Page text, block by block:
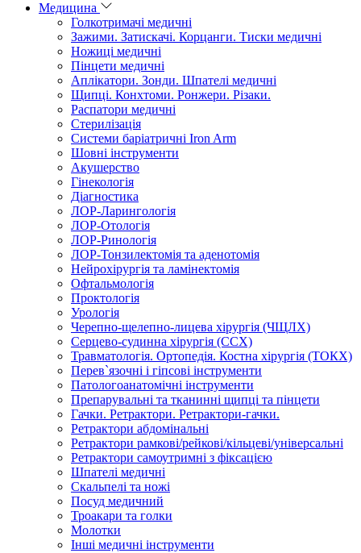
Медицина
Голкотримачі медичні
Зажими. Затискачі. Корцанги. Тиски медичні
Ножиці медичні
Пінцети медичні
Аплікатори. Зонди. Шпателі медичні
Щипці. Конхтоми. Ронжери. Різаки.
Распатори медичні
Стерилізація
Системи баріатричні Iron Arm
Шовні інструменти
Акушерство
Гінекологія
Діагностика
ЛОР-Ларингологія
ЛОР-Отологія
ЛОР-Ринологія
ЛОР-Тонзилектомія та аденотомія
Нейрохірургія та ламінектомія
Офтальмологія
Проктологія
Урологія
Черепно-щелепно-лицева хірургія (ЧЩЛХ)
Серцево-судинна хірургія (ССХ)
Травматологія. Ортопедія. Костна хірургія (ТОКХ)
Перев`язочні і гіпсові інструменти
Патологоанатомічні інструменти
Препарувальні та тканинні щипці та пінцети
Гачки. Ретрактори. Ретрактори-гачки.
Ретрактори абдомінальні
Ретрактори рамкові/рейкові/кільцеві/універсальні
Ретрактори самоутримні з фіксацією
Шпателі медичні
Скальпелі та ножі
Посуд медичний
Троакари та голки
Молотки
Інші медичні інструменти